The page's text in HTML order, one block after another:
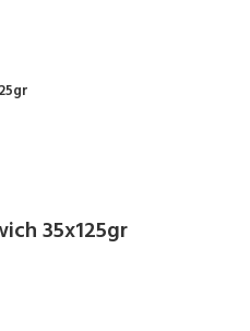
35x125gr